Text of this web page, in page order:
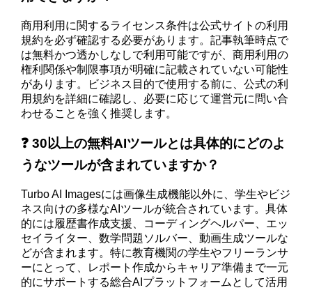
商用利用に関するライセンス条件は公式サイトの利用
規約を必ず確認する必要があります。記事執筆時点で
は無料かつ透かしなしで利用可能ですが、商用利用の
権利関係や制限事項が明確に記載されていない可能性
があります。ビジネス目的で使用する前に、公式の利
用規約を詳細に確認し、必要に応じて運営元に問い合
わせることを強く推奨します。
❓ 30以上の無料AIツールとは具体的にどのよ
うなツールが含まれていますか？
Turbo AI Imagesには画像生成機能以外に、学生やビジ
ネス向けの多様なAIツールが統合されています。具体
的には履歴書作成支援、コーディングヘルパー、エッ
セイライター、数学問題ソルバー、動画生成ツールな
どが含まれます。特に教育機関の学生やフリーランサ
ーにとって、レポート作成からキャリア準備まで一元
的にサポートする総合AIプラットフォームとして活用